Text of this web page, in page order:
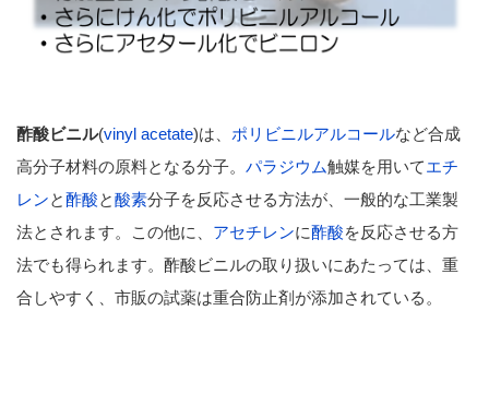
酢酸ビニル(vinyl acetate)は、 ポリビニルアルコールなど合成
高分子材料の原料となる分子。 パラジウム触媒を用いてエチ
レンと酢酸と酸素分子を反応させる方法が、一般的な工業製
法とされます。この他に、 アセチレンに酢酸を反応させる方
法でも得られます。酢酸ビニルの取り扱いにあたっては、重
合しやすく、市販の試薬は重合防止剤が添加されている。